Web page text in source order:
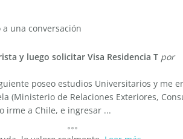
una conversación
y luego solicitar Visa Residencia T por
poseo estudios Universitarios y me
(Ministerio de Relaciones Exteriores,
irme a Chile, e ingresar ...